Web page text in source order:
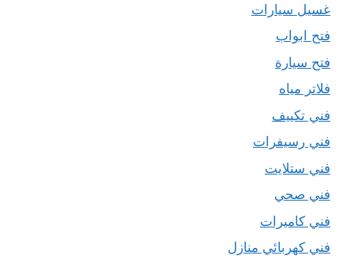
غسيل سيارات
فتح ابواب
فتح سيارة
فلاتر مياه
فني تكييف
فني رسيفرات
فني ستلايت
فني صحي
فني كاميرات
فني كهربائي منازل